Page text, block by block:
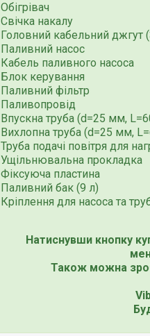
Обігрівач
Свічка накалу
Головний кабельний джгут
Паливний насос
Кабель паливного насоса
Блок керування
Паливний фільтр
Паливопровід
Впускна труба (d=25 мм,
Вихлопна труба (d=25 мм,
Труба подачі повітря для
Ущільнювальна прокладка
Фіксуюча пластина
Паливний бак (9 л)
Кріплення для насоса та
Натиснувши кнопку
Також можна